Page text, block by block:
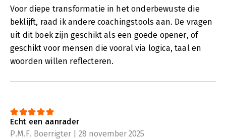
Voor diepe transformatie in het onderbewuste die
beklijft, raad ik andere coachingstools aan. De vragen
uit dit boek zijn geschikt als een goede opener, of
geschikt voor mensen die vooral via logica, taal en
woorden willen reflecteren.
Echt een aanrader
P.M.F. Boerrigter | 28 november 2025